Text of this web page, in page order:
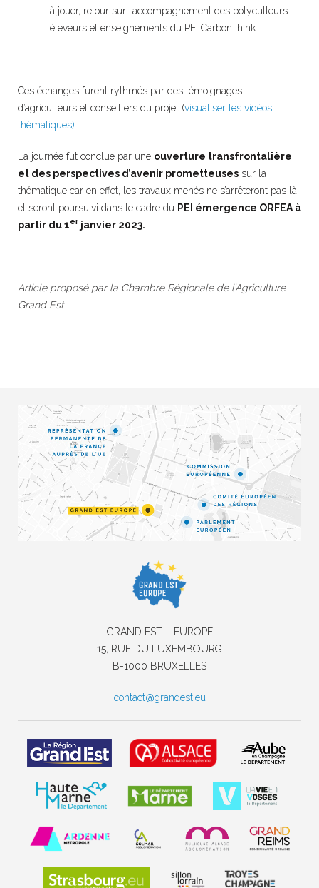
à jouer, retour sur l’accompagnement des polyculteurs-
éleveurs et enseignements du PEI CarbonThink
Ces échanges furent rythmés par des témoignages
d’agriculteurs et conseillers du projet (visualiser les vidéos
thématiques)
La journée fut conclue par une ouverture transfrontalière
et des perspectives d’avenir prometteuses sur la
thématique car en effet, les travaux menés ne s’arrêteront pas là
et seront poursuivi dans le cadre du PEI émergence ORFEA à
partir du 1er janvier 2023.
Article proposé par la Chambre Régionale de l’Agriculture
Grand Est
GRAND EST – EUROPE
15, RUE DU LUXEMBOURG
B-1000 BRUXELLES
contact@grandest.eu